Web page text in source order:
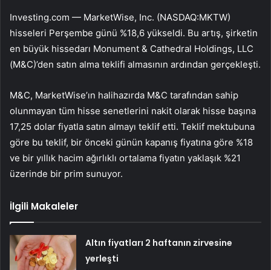
Investing.com — MarketWise, Inc. (NASDAQ:MKTW)
hisseleri Perşembe günü %18,6 yükseldi. Bu artış, şirketin
en büyük hissedarı Monument & Cathedral Holdings, LLC
(M&C)’den satın alma teklifi almasının ardından gerçekleşti.
M&C, MarketWise’ın halihazırda M&C tarafından sahip
olunmayan tüm hisse senetlerini nakit olarak hisse başına
17,25 dolar fiyatla satın almayı teklif etti. Teklif mektubuna
göre bu teklif, bir önceki günün kapanış fiyatına göre %18
ve bir yıllık hacim ağırlıklı ortalama fiyatın yaklaşık %21
üzerinde bir prim sunuyor.
İlgili Makaleler
Altın fiyatları 2 haftanın zirvesine
yerleşti